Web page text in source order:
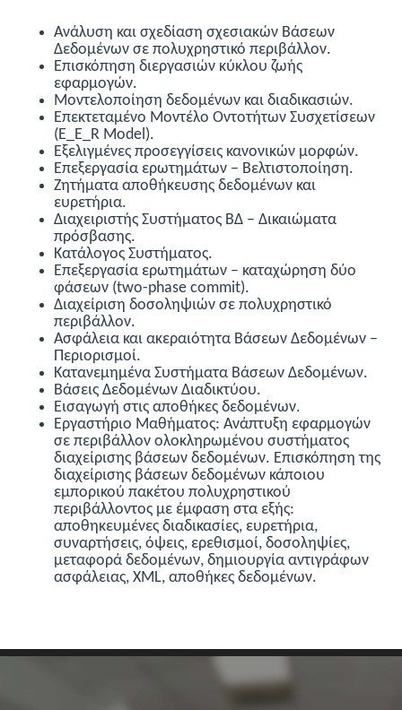
Ανάλυση και σχεδίαση σχεσιακών Βάσεων
Δεδομένων σε πολυχρηστικό περιβάλλον.
Επισκόπηση διεργασιών κύκλου ζωής
εφαρμογών.
Μοντελοποίηση δεδομένων και διαδικασιών.
Επεκτεταμένο Μοντέλο Οντοτήτων Συσχετίσεων
(E_E_R Model).
Εξελιγμένες προσεγγίσεις κανονικών μορφών.
Επεξεργασία ερωτημάτων – Βελτιστοποίηση.
Ζητήματα αποθήκευσης δεδομένων και
ευρετήρια.
Διαχειριστής Συστήματος ΒΔ – Δικαιώματα
πρόσβασης.
Κατάλογος Συστήματος.
Επεξεργασία ερωτημάτων – καταχώρηση δύο
φάσεων (two-phase commit).
Διαχείριση δοσοληψιών σε πολυχρηστικό
περιβάλλον.
Ασφάλεια και ακεραιότητα Βάσεων Δεδομένων –
Περιορισμοί.
Κατανεμημένα Συστήματα Βάσεων Δεδομένων.
Βάσεις Δεδομένων Διαδικτύου.
Εισαγωγή στις αποθήκες δεδομένων.
Εργαστήριο Μαθήματος: Ανάπτυξη εφαρμογών
σε περιβάλλον ολοκληρωμένου συστήματος
διαχείρισης βάσεων δεδομένων. Επισκόπηση της
διαχείρισης βάσεων δεδομένων κάποιου
εμπορικού πακέτου πολυχρηστικού
περιβάλλοντος με έμφαση στα εξής:
αποθηκευμένες διαδικασίες, ευρετήρια,
συναρτήσεις, όψεις, ερεθισμοί, δοσοληψίες,
μεταφορά δεδομένων, δημιουργία αντιγράφων
ασφάλειας, XML, αποθήκες δεδομένων.